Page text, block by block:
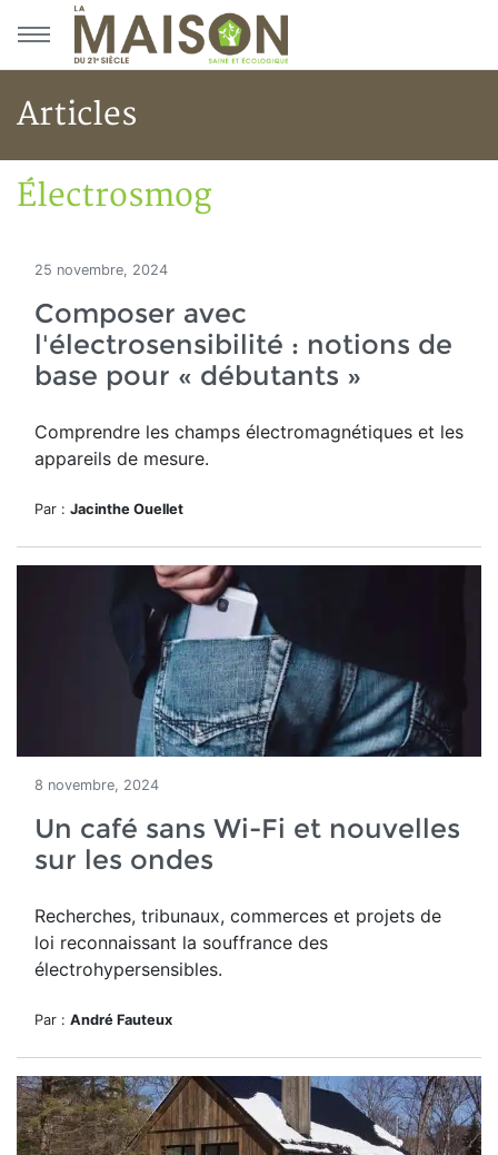
Aller au menu principal
Aller au contenu principal
Articles
Accueil
Électrosmog
25 novembre, 2024
Composer avec
l'électrosensibilité : notions de
base pour « débutants »
Comprendre les champs électromagnétiques et les
appareils de mesure.
Par : Jacinthe Ouellet
8 novembre, 2024
Un café sans Wi-Fi et nouvelles
sur les ondes
Recherches, tribunaux, commerces et projets de
loi reconnaissant la souffrance des
électrohypersensibles.
Par : André Fauteux